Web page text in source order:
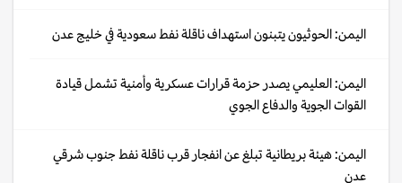
اليمن: الحوثيون يتبنون استهداف ناقلة نفط سعودية في خليج عدن
اليمن: العليمي يصدر حزمة قرارات عسكرية وأمنية تشمل قيادة
القوات الجوية والدفاع الجوي
اليمن: هيئة بريطانية تبلغ عن انفجار قرب ناقلة نفط جنوب شرقي
عدن